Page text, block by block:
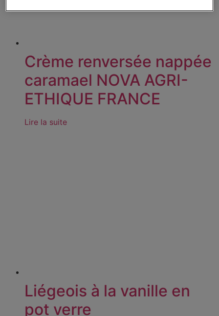
Crème renversée nappée
caramael NOVA AGRI-
ETHIQUE FRANCE
Lire la suite
Liégeois à la vanille en
pot verre